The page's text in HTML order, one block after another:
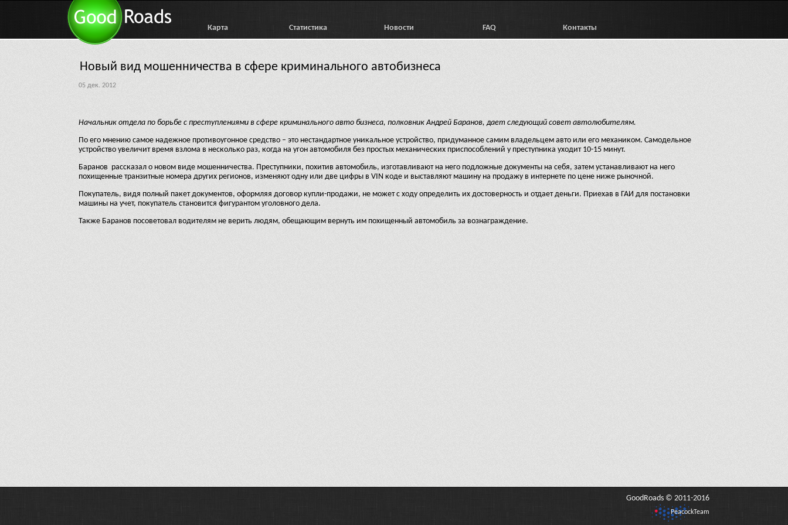
Карта Статистика Новости FAQ Контакты
Новый вид мошенничества в сфере криминального автобизнеса
05 дек. 2012
Начальник отдела по борьбе с преступлениями в сфере криминального авто бизнеса, полковник Андрей Баранов, дает следующий совет автолюбителям.
По его мнению самое надежное противоугонное средство – это нестандартное уникальное устройство, придуманное самим владельцем авто или его механиком. Самодельное
устройство увеличит время взлома в несколько раз, когда на угон автомобиля без простых механических приспособлений у преступника уходит 10-15 минут.
Баранов рассказал о новом виде мошенничества. Преступники, похитив автомобиль, изготавливают на него подложные документы на себя, затем устанавливают на него
похищенные транзитные номера других регионов, изменяют одну или две цифры в VIN коде и выставляют машину на продажу в интернете по цене ниже рыночной.
Покупатель, видя полный пакет документов, оформляя договор купли-продажи, не может с ходу определить их достоверность и отдает деньги. Приехав в ГАИ для постановки
машины на учет, покупатель становится фигурантом уголовного дела.
Также Баранов посоветовал водителям не верить людям, обещающим вернуть им похищенный автомобиль за вознаграждение.
GoodRoads © 2011-2016
PeacockTeam